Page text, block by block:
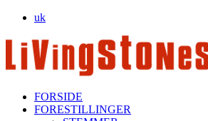
uk
FORSIDE
FORESTILLINGER